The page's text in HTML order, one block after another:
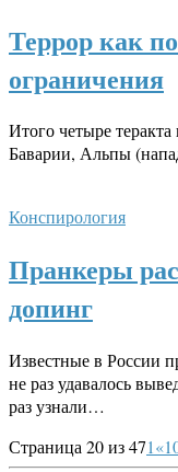
Террор как
ограничения
Итого четыре
Баварии, Альпы
Конспирология
Пранкеры
допинг
Известные в России
не раз удавалось
раз узнали…
Страница 20 из 471«